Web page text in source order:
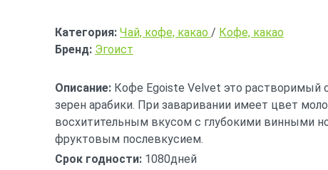
Категория: Чай, кофе, какао / Кофе, какао
Бренд: Эгоист
Описание: Кофе Egoiste Velvet это растворимый
зерен арабики. При заваривании имеет цвет
восхитительным вкусом с глубокими винными
фруктовым послевкусием.
Срок годности: 1080дней